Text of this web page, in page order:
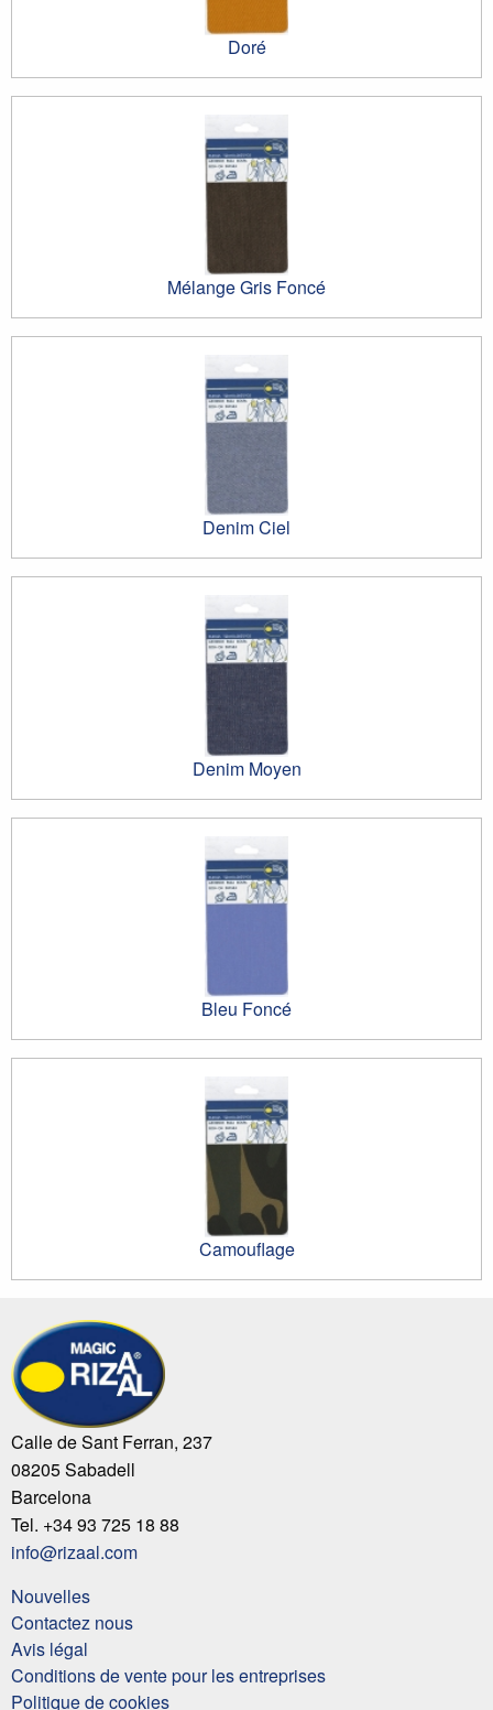
Doré
Mélange Gris Foncé
Denim Ciel
Denim Moyen
Bleu Foncé
Camouflage
Calle de Sant Ferran, 237
08205 Sabadell
Barcelona
Tel. +34 93 725 18 88
info@rizaal.com
Nouvelles
Contactez nous
Avis légal
Conditions de vente pour les entreprises
Politique de cookies